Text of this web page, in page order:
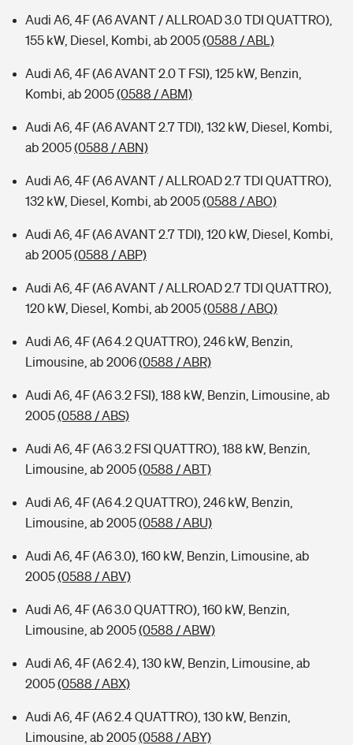
Audi A6, 4F (A6 AVANT / ALLROAD 3.0 TDI QUATTRO),
155 kW, Diesel, Kombi, ab 2005(0588 / ABL)
Audi A6, 4F (A6 AVANT 2.0 T FSI), 125 kW, Benzin,
Kombi, ab 2005(0588 / ABM)
Audi A6, 4F (A6 AVANT 2.7 TDI), 132 kW, Diesel, Kombi,
ab 2005(0588 / ABN)
Audi A6, 4F (A6 AVANT / ALLROAD 2.7 TDI QUATTRO),
132 kW, Diesel, Kombi, ab 2005(0588 / ABO)
Audi A6, 4F (A6 AVANT 2.7 TDI), 120 kW, Diesel, Kombi,
ab 2005(0588 / ABP)
Audi A6, 4F (A6 AVANT / ALLROAD 2.7 TDI QUATTRO),
120 kW, Diesel, Kombi, ab 2005(0588 / ABQ)
Audi A6, 4F (A6 4.2 QUATTRO), 246 kW, Benzin,
Limousine, ab 2006(0588 / ABR)
Audi A6, 4F (A6 3.2 FSI), 188 kW, Benzin, Limousine, ab
2005(0588 / ABS)
Audi A6, 4F (A6 3.2 FSI QUATTRO), 188 kW, Benzin,
Limousine, ab 2005(0588 / ABT)
Audi A6, 4F (A6 4.2 QUATTRO), 246 kW, Benzin,
Limousine, ab 2005(0588 / ABU)
Audi A6, 4F (A6 3.0), 160 kW, Benzin, Limousine, ab
2005(0588 / ABV)
Audi A6, 4F (A6 3.0 QUATTRO), 160 kW, Benzin,
Limousine, ab 2005(0588 / ABW)
Audi A6, 4F (A6 2.4), 130 kW, Benzin, Limousine, ab
2005(0588 / ABX)
Audi A6, 4F (A6 2.4 QUATTRO), 130 kW, Benzin,
Limousine, ab 2005(0588 / ABY)